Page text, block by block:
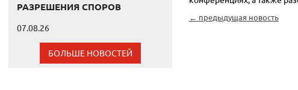
РАЗРЕШЕНИЯ СПОРОВ
07.08.26
БОЛЬШЕ НОВОСТЕЙ
← предыдущая новость